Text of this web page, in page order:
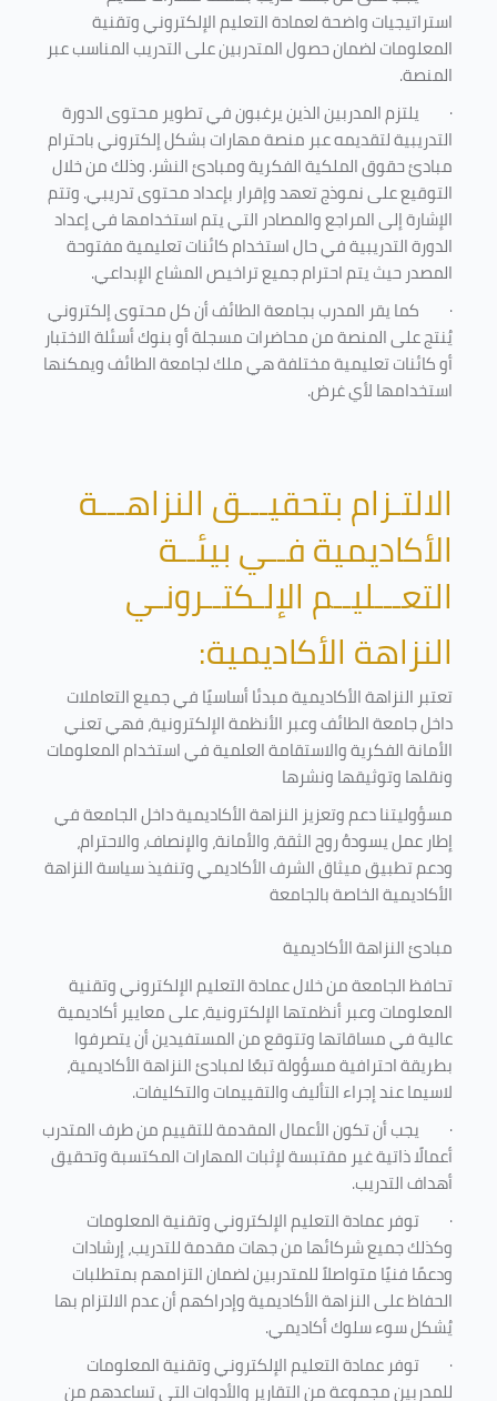
استراتيجيات واضحة لعمادة التعليم الإلكتروني وتقنية
المعلومات لضمان حصول المتدربين على التدريب المناسب عبر
المنصة.
· يلتزم المدربين الذين يرغبون في تطوير محتوى الدورة
التدريبية لتقديمه عبر منصة مهارات بشكل إلكتروني باحترام
مبادئ حقوق الملكية الفكرية ومبادئ النشر. وذلك من خلال
التوقيع على نموذج تعهد وإقرار بإعداد محتوى تدريبي. وتتم
الإشارة إلى المراجع والمصادر التي يتم استخدامها في إعداد
الدورة التدريبية في حال استخدام كائنات تعليمية مفتوحة
المصدر حيث يتم احترام جميع تراخيص المشاع الإبداعي.
· كما يقر المدرب بجامعة الطائف أن كل محتوى إلكتروني
يُنتج على المنصة من محاضرات مسجلة أو بنوك أسئلة الاختبار
أو كائنات تعليمية مختلفة هي ملك لجامعة الطائف ويمكنها
استخدامها لأي غرض.
الالتـزام بتحقيـــق النزاهـــة
الأكاديمية فــي بيئــة
التعـــليــم الإلـكتــرونـي
النزاهة الأكاديمية:
تعتبر النزاهة الأكاديمية مبدئا أساسيًا في جميع التعاملات
داخل جامعة الطائف وعبر الأنظمة الإلكترونية، فهي تعني
الأمانة الفكرية والاستقامة العلمية في استخدام المعلومات
ونقلها وتوثيقها ونشرها
مسؤوليتنا دعم وتعزيز النزاهة الأكاديمية داخل الجامعة في
إطار عمل يسودهُ روح الثقة، والأمانة، والإنصاف، والاحترام،
ودعم تطبيق ميثاق الشرف الأكاديمي وتنفيذ سياسة النزاهة
الأكاديمية الخاصة بالجامعة
مبادئ النزاهة الأكاديمية
تحافظ الجامعة من خلال عمادة التعليم الإلكتروني وتقنية
المعلومات وعبر أنظمتها الإلكترونية، على معايير أكاديمية
عالية في مساقاتها وتتوقع من المستفيدين أن يتصرفوا
بطريقة احترافية مسؤولة تبعًا لمبادئ النزاهة الأكاديمية،
لاسيما عند إجراء التأليف والتقييمات والتكليفات.
· يجب أن تكون الأعمال المقدمة للتقييم من طرف المتدرب
أعمالًا ذاتية غير مقتبسة لإثبات المهارات المكتسبة وتحقيق
أهداف التدريب.
· توفر عمادة التعليم الإلكتروني وتقنية المعلومات
وكذلك جميع شركائها من جهات مقدمة للتدريب، إرشادات
ودعمًا فنيًا متواصلاً للمتدربين لضمان التزامهم بمتطلبات
الحفاظ على النزاهة الأكاديمية وإدراكهم أن عدم الالتزام بها
يُشكل سوء سلوك أكاديمي.
· توفر عمادة التعليم الإلكتروني وتقنية المعلومات
للمدربين مجموعة من التقارير والأدوات التي تساعدهم من